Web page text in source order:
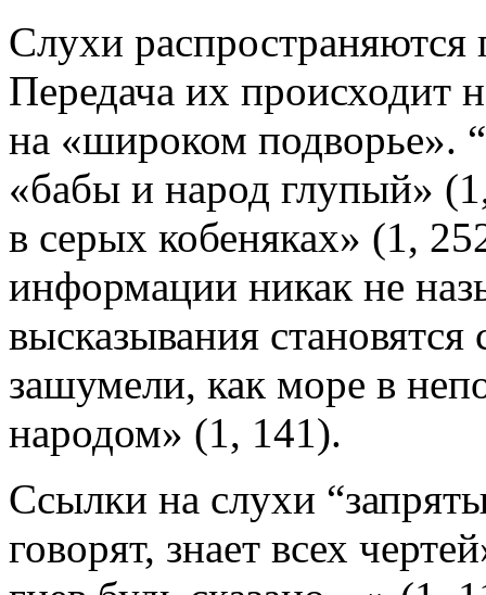
Слухи
Передача их происходит
на «широком подворье».
«бабы и народ глупый»
в серых кобеняках» (1,
информации никак не
высказывания
зашумели, как море в
народом» (1, 141).
Ссылки на слухи
говорят, знает всех